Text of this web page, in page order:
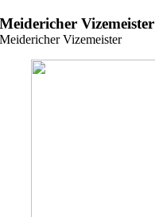
Zum
Inhalt
Meidericher Vizemeister
Meidericher Vizemeister